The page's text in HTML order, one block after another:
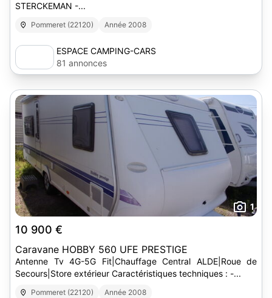
STERCKEMAN -...
Pommeret (22120) Année 2008
ESPACE CAMPING-CARS
81 annonces
1
10 900 €
Caravane HOBBY 560 UFE PRESTIGE
Antenne Tv 4G-5G Fit|Chauffage Central ALDE|Roue de
Secours|Store extérieur Caractéristiques techniques : -...
Pommeret (22120) Année 2008